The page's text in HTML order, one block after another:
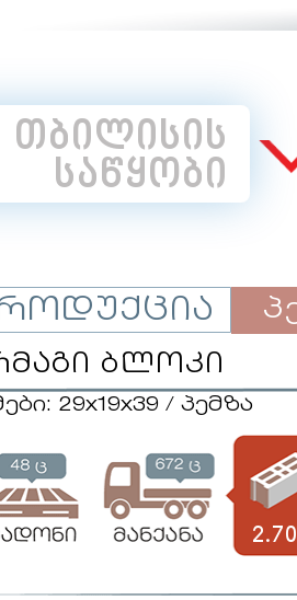
თბილისის
საწყობი
29x19x39 / პემზა
ბლოკი
2.70